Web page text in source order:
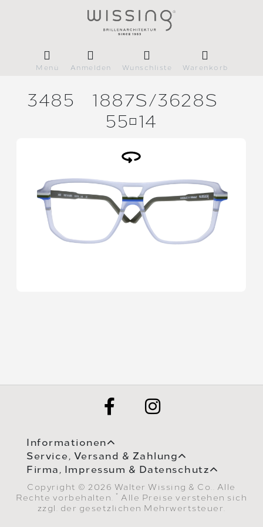
Menü Anmelden Wunschliste Warenkorb
3485 1887S/3628S
5514
Informationen
Service, Versand & Zahlung
Firma, Impressum & Datenschutz
Copyright © 2026 Walter Wissing & Co.. Alle
Rechte vorbehalten.
* Alle Preise verstehen sich
zzgl. der gesetzlichen Mehrwertsteuer.